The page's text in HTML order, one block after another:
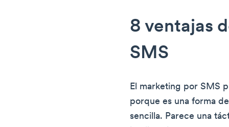
8 ventajas
SMS
El marketing por SMS
porque es una forma
sencilla. Parece una